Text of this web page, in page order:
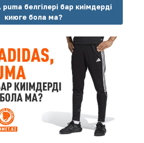
белгілері бар киімдерді
киюге бола ма?